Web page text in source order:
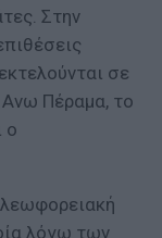
Στην
σε
Ανω Πέραμα, το
ο
λόγω των